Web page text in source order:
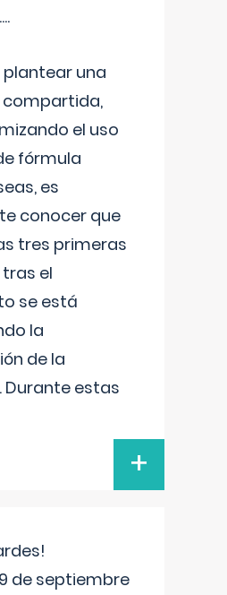
plantear una
el uso
fórmula
es
conocer que
tres primeras
el
se está
la
de la
Durante estas
+
de septiembre